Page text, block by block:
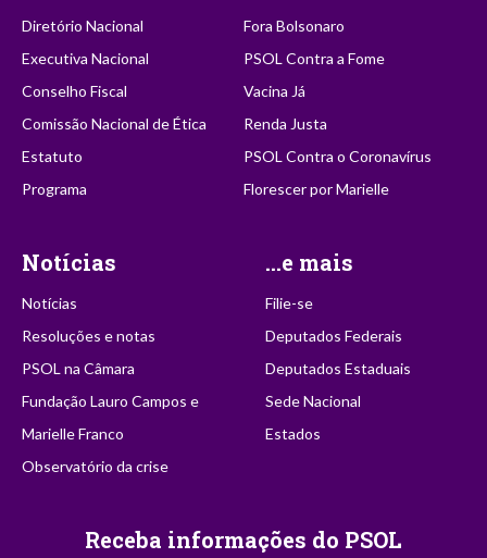
Diretório Nacional
Executiva Nacional
Conselho Fiscal
Comissão Nacional de Ética
Estatuto
Programa
Fora Bolsonaro
PSOL Contra a Fome
Vacina Já
Renda Justa
PSOL Contra o Coronavírus
Florescer por Marielle
Notícias
Notícias
Resoluções e notas
PSOL na Câmara
Fundação Lauro Campos e
Marielle Franco
Observatório da crise
...e mais
Filie-se
Deputados Federais
Deputados Estaduais
Sede Nacional
Estados
Receba informações do PSOL